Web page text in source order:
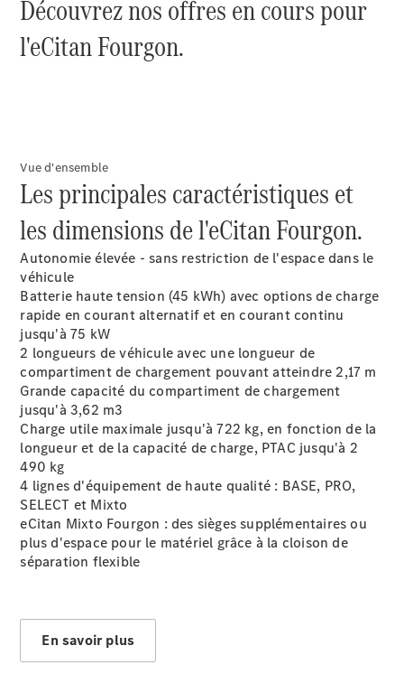
double
Plateau
véhicule
neuf en
stock
Vito
Tous les
Vito
Vito
Fourgon
Vito Mixto
Vito Tourer
Configurez
votre
véhicule
Trouvez un
stock
Marco Polo
Découvrez nos offres en cours pour
l'eCitan Fourgon.
Vue d'ensemble
Les principales caractéristiques et
les dimensions de l'eCitan Fourgon.
Autonomie élevée - sans restriction de l'espace dans le
véhicule
Batterie haute tension (45 kWh) avec options de charge
rapide en courant alternatif et en courant continu
jusqu'à 75 kW
2 longueurs de véhicule avec une longueur de
compartiment de chargement pouvant atteindre 2,17 m
Grande capacité du compartiment de chargement
jusqu'à 3,62 m3
Charge utile maximale jusqu'à 722 kg, en fonction de la
longueur et de la capacité de charge, PTAC jusqu'à 2
490 kg
4 lignes d'équipement de haute qualité : BASE, PRO,
SELECT et Mixto
eCitan Mixto Fourgon : des sièges supplémentaires ou
plus d'espace pour le matériel grâce à la cloison de
séparation flexible
En savoir plus